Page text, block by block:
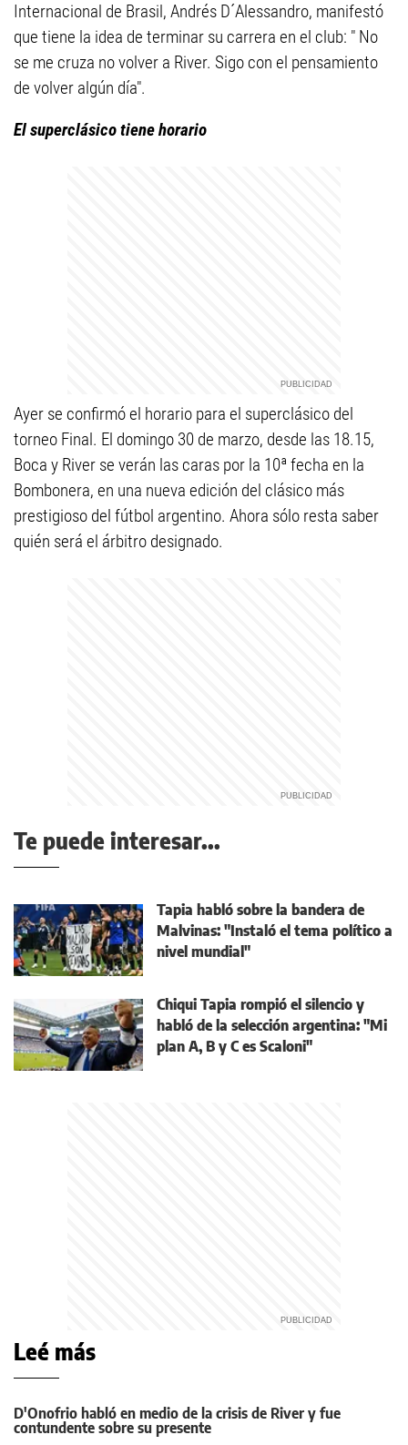
Internacional de Brasil, Andrés D´Alessandro, manifestó
que tiene la idea de terminar su carrera en el club: " No
se me cruza no volver a River. Sigo con el pensamiento
de volver algún día".
El superclásico tiene horario
Ayer se confirmó el horario para el superclásico del
torneo Final. El domingo 30 de marzo, desde las 18.15,
Boca y River se verán las caras por la 10ª fecha en la
Bombonera, en una nueva edición del clásico más
prestigioso del fútbol argentino. Ahora sólo resta saber
quién será el árbitro designado.
Te puede interesar...
Tapia habló sobre la bandera de
Malvinas: "Instaló el tema político a
nivel mundial"
Chiqui Tapia rompió el silencio y
habló de la selección argentina: "Mi
plan A, B y C es Scaloni"
Leé más
D'Onofrio habló en medio de la crisis de River y fue
contundente sobre su presente